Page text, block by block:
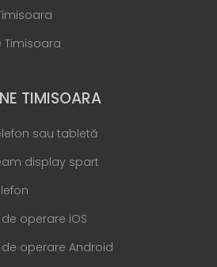
Timisoara
TIMISOARA
sau tabletă
display spart
operare iOS
operare Android